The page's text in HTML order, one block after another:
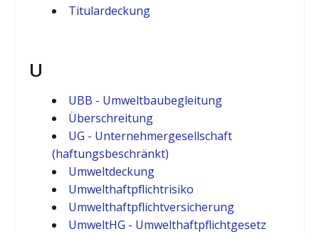
Titulardeckung
U
UBB - Umweltbaubegleitung
Überschreitung
UG - Unternehmergesellschaft
(haftungsbeschränkt)
Umweltdeckung
Umwelthaftpflichtrisiko
Umwelthaftpflichtversicherung
UmweltHG - Umwelthaftpflichtgesetz